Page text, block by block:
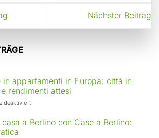
Nächster Beitrag
in appartamenti in Europa: città in
rendimenti attesi
deaktiviertfür
in
a Berlino con Case a Berlino: